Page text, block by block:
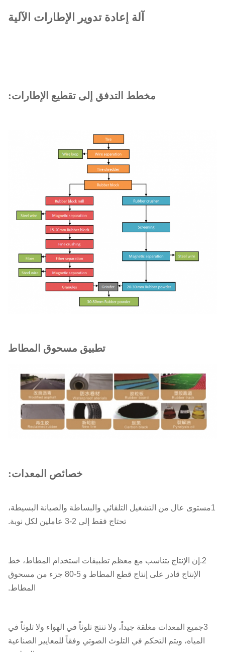
آلة إعادة تدوير الإطارات الآلية
مخطط التدفق إلى تقطيع الإطارات:
تطبيق مسحوق المطاط
خصائص المعدات:
1مستوى عال من التشغيل التلقائي والبساطة والصيانة البسيطة،
تحتاج فقط إلى 2-3 عاملين لكل نوبة.
2.إن الإنتاج يتناسب مع معظم تطبيقات استخدام المطاط، خط
الإنتاج قادر على إنتاج قطع المطاط و 5-80 جزء من مسحوق
المطاط.
3جميع المعدات مغلقة جيداً، ولا تنتج تلوثاً في الهواء ولا تلوثاً في
المياه، ويتم التحكم في التلوث الصوتي وفقاً للمعايير الصناعية